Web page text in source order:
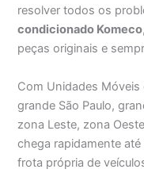
resolver todos os
condicionado Komeco
peças originais e
Com Unidades Móveis
grande São Paulo,
zona Leste, zona
chega rapidamente
frota própria de